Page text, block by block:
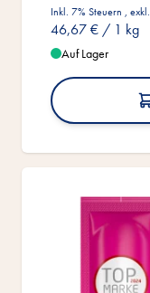
Inkl. 7% Steuern , exkl.
46,67 € / 1 kg
Auf Lager